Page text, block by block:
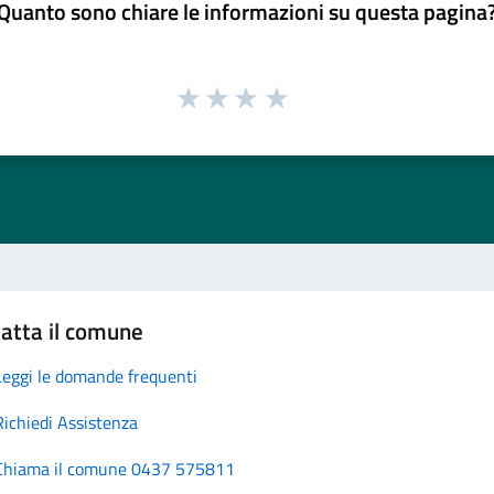
sono chiare le informazioni su questa
il comune
le domande frequenti
Assistenza
il comune 0437 575811